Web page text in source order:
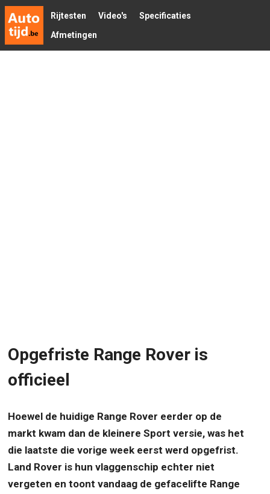
Rijtesten Video's
Specificaties
Afmetingen
Opgefriste Range Rover is
officieel
Hoewel de huidige Range Rover eerder op de
markt kwam dan de kleinere Sport versie, was het
die laatste die vorige week eerst werd opgefrist.
Land Rover is hun vlaggenschip echter niet
vergeten en toont vandaag de gefacelifte Range